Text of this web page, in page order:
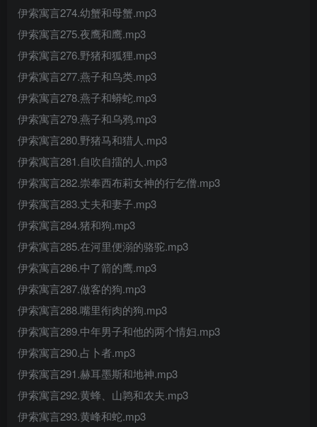
伊索寓言274.幼蟹和母蟹.mp3
伊索寓言275.夜鹰和鹰.mp3
伊索寓言276.野猪和狐狸.mp3
伊索寓言277.燕子和鸟类.mp3
伊索寓言278.燕子和蟒蛇.mp3
伊索寓言279.燕子和乌鸦.mp3
伊索寓言280.野猪马和猎人.mp3
伊索寓言281.自吹自擂的人.mp3
伊索寓言282.崇奉西布莉女神的行乞僧.mp3
伊索寓言283.丈夫和妻子.mp3
伊索寓言284.猪和狗.mp3
伊索寓言285.在河里便溺的骆驼.mp3
伊索寓言286.中了箭的鹰.mp3
伊索寓言287.做客的狗.mp3
伊索寓言288.嘴里衔肉的狗.mp3
伊索寓言289.中年男子和他的两个情妇.mp3
伊索寓言290.占卜者.mp3
伊索寓言291.赫耳墨斯和地神.mp3
伊索寓言292.黄蜂、山鹑和农夫.mp3
伊索寓言293.黄峰和蛇.mp3